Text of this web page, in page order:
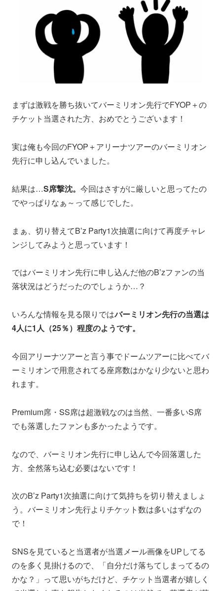
まずは激戦を勝ち抜いてバーミリオン先行でFYOP＋の
チケット当選された方、おめでとうございます！
実は俺も今回のFYOP＋アリーナツアーのバーミリオン
先行に申し込んでいました。
結果は…S席撃沈。 今回はさすがに厳しいと思ってたの
でやっぱりなぁ～って感じでした。
まぁ、切り替えてB’z Party1次抽選に向けて再度チャレ
ンジしてみようと思っています！
ではバーミリオン先行に申し込んだ他のB’zファンの当
落状況はどうだったのでしょうか…？
いろんな情報を見る限りではバーミリオン先行の当選は
4人に1人（25％）程度のようです。
今回アリーナツアーと言う事でドームツアーに比べてバ
ーミリオンで用意されてる座席数はかなり少ないと思わ
れます。
Premium席・SS席は超激戦なのは当然、一番多いS席
でも落選したファンも多かったようです。
なので、バーミリオン先行に申し込んで今回落選した
方、全然落ち込む必要はないです！
次のB’z Party1次抽選に向けて気持ちを切り替えましょ
う。バーミリオン先行よりチケット数は多いはずなの
で！
SNSを見ていると当選者が当選メール画像をUPしてる
のを多く見掛けるので、「自分だけ落ちてしまってるの
かな？」って思いがちだけど、チケット当選者が嬉しく